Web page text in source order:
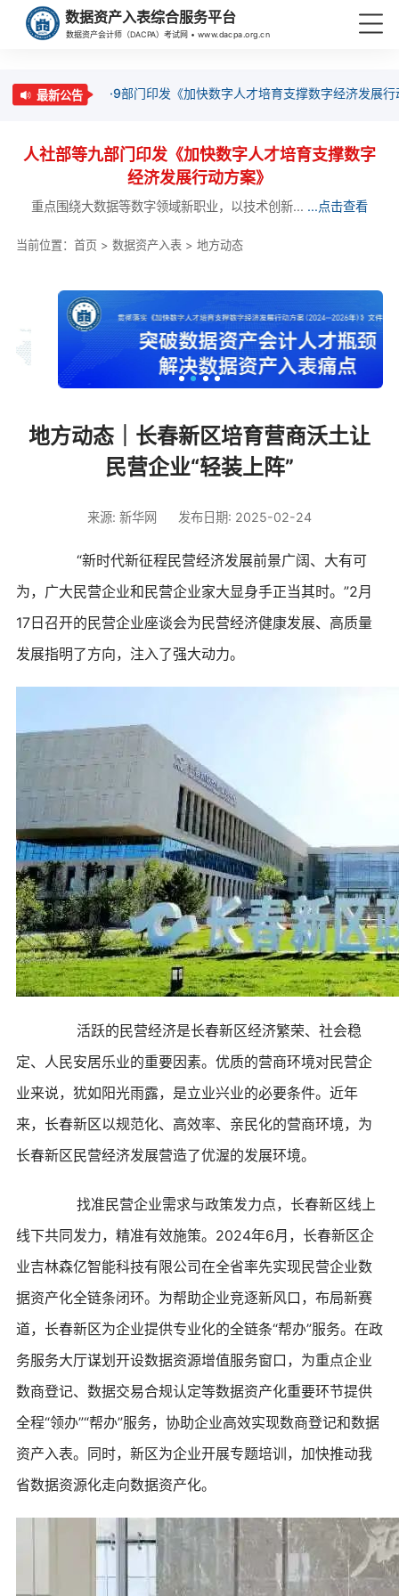
数据资产入表综合服务平台
数据资产会计师（DACPA）考试网 • www.dacpa.org.cn
最新公告 ·9部门印发《加快数字人才培育支撑数字经济发展
人社部等九部门印发《加快数字人才培育支撑数字
经济发展行动方案》
重点围绕大数据等数字领域新职业，以技术创新... ...点击查看
当前位置： 首页> 数据资产入表> 地方动态
地方动态｜长春新区培育营商沃土让
民营企业“轻装上阵”
来源: 新华网 发布日期: 2025-02-24
“新时代新征程民营经济发展前景广阔、大有可
为，广大民营企业和民营企业家大显身手正当其时。”2月
17日召开的民营企业座谈会为民营经济健康发展、高质量
发展指明了方向，注入了强大动力。
活跃的民营经济是长春新区经济繁荣、社会稳
定、人民安居乐业的重要因素。优质的营商环境对民营企
业来说，犹如阳光雨露，是立业兴业的必要条件。近年
来，长春新区以规范化、高效率、亲民化的营商环境，为
长春新区民营经济发展营造了优渥的发展环境。
找准民营企业需求与政策发力点，长春新区线上
线下共同发力，精准有效施策。2024年6月，长春新区企
业吉林森亿智能科技有限公司在全省率先实现民营企业数
据资产化全链条闭环。为帮助企业竞逐新风口，布局新赛
道，长春新区为企业提供专业化的全链条“帮办”服务。在政
务服务大厅谋划开设数据资源增值服务窗口，为重点企业
数商登记、数据交易合规认定等数据资产化重要环节提供
全程“领办”“帮办”服务，协助企业高效实现数商登记和数据
资产入表。同时，新区为企业开展专题培训，加快推动我
省数据资源化走向数据资产化。